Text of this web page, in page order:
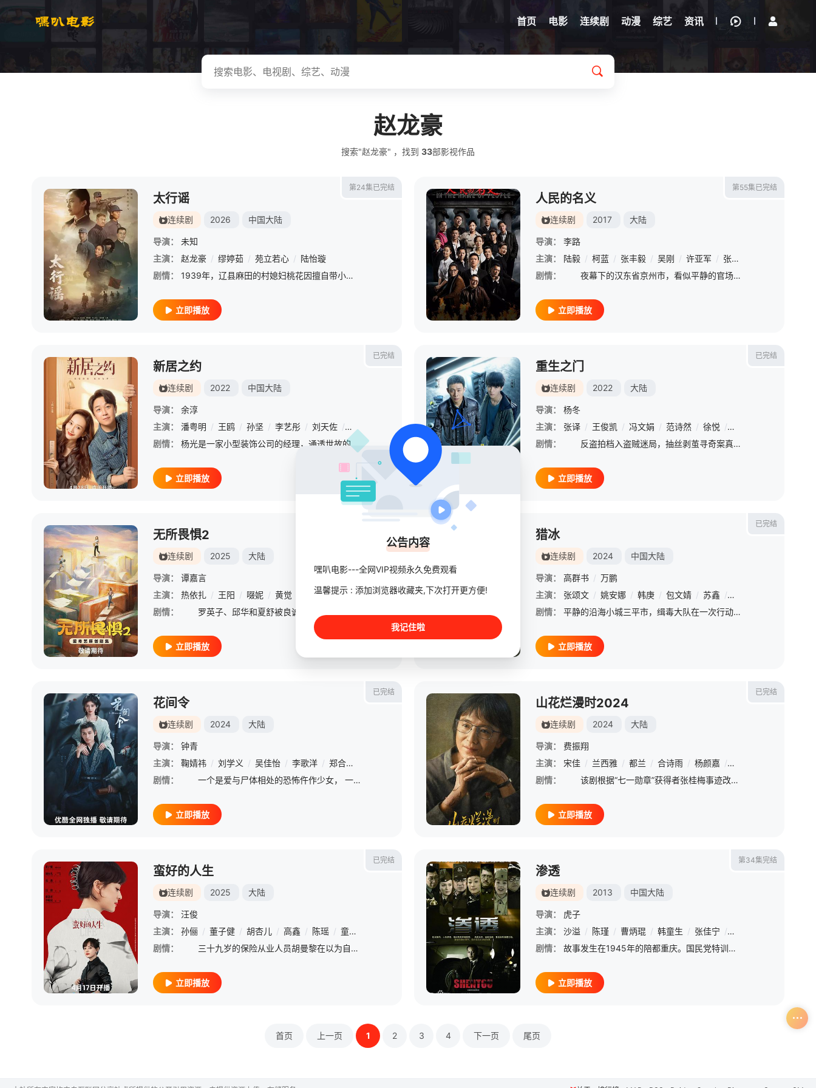
首页 电影 连续剧 动漫 综艺 资讯
赵龙豪
搜索"赵龙豪" ，找到 33部影视作品
第24集已完结
太行谣
连续剧 2026 中国大陆
导演：
未知
主演：
赵龙豪 / 缪婷茹 / 苑立若心 / 陆怡璇
剧情：
1939年，辽县麻田的村媳妇桃花因擅自带小叔子去县城，导致其被日军炸瞎双眼，招来丈夫刘黑蛋的一纸休书村姑娘三丫的命运同样坎坷，不仅被陈家二小子以三石粮食退亲，更在不知情的情况下与刘黑蛋火速定了亲，三丫
立即播放
第55集已完结
人民的名义
连续剧 2017 大陆
导演：
李路
主演：
陆毅 / 柯蓝 / 张丰毅 / 吴刚 / 许亚军 / 张志坚
剧情：
夜幕下的汉东省京州市，看似平静的官场霎时间阴云密布。国家部委项目处处长赵德汉涉嫌受贿，遭到最高人民检察院反贪总局侦查处处长侯亮平（陆毅 饰）的突击调查。与此同时，侯亮平要求在京州市反贪局担任局长的
立即播放
已完结
新居之约
连续剧 2022 中国大陆
导演：
余淳
主演：
潘粤明 / 王鸥 / 孙坚 / 李艺彤 / 刘天佐 / 代斯 张凯丽 / 董璇 / 陈子由 / 张棪琰 / 雷牧 / 朱近桐 / 赵龙豪 / 岳跃利 / 冯千 / 徐美玲 / 刘伟
剧情：
立即播放
已完结
重生之门
连续剧 2022 大陆
导演：
杨冬
主演：
张译 / 王俊凯 / 冯文娟 / 范诗然 / 徐悦 / 兰海蒙
剧情：
反盗拍档入盗贼迷局，抽丝剥茧寻奇案真相。重生之门正在开启，推开重重疑云之门，与盗“艺”较高下；层层剖析旧案，拨云见日窥见光明【嘿叭电影-热播综艺免费在线观看】
立即播放
无所畏惧2
连续剧 2025 大陆
导演：
谭嘉言
主演：
热依扎 / 王阳 / 啜妮 / 黄觉 沈羽洁 / 李煜 / 冯晖 / 那家威 / 谭泉 / 乔大韦 翟小兴 / 张棪琰 / 赵龙豪 / 郑好 / 陈瑾 梁冠华
剧情：
立即播放
已完结
猎冰
连续剧 2024 中国大陆
导演： 高群书 / 万鹏
主演：
张颂文 / 姚安娜 / 韩庚 / 包文婧 / 苏鑫 / 彭禺厶
剧情：
平静的沿海小城三平市，缉毒大队在一次行动中意外缴获一批新型冰毒，其规模和纯度都极为罕见，三平公安立即展开调查。部队转业女警赵友男（姚安娜饰）凭着敏锐的嗅觉和洞察力，将目标锁定在了做化工买卖的黄宗伟身上
立即播放
已完结
花间令
连续剧 2024 大陆
导演：
钟青
主演：
鞠婧祎 / 刘学义 / 吴佳怡 / 李歌洋 / 郑合惠子 / 徐百慧 / 赵龙豪 丁洁 刘津言 / 漆培鑫 / 石昊正 / 萧松原 / 钟卫华
剧情：
一个是爱与尸体相处的恐怖仵作少女， 一个是红遍四海八荒的国民美男县令， 新婚之夜，新娘被杀，死里逃生，改头易面， 怪咖少女伪装成霸道恶女，上演精分版《妻子的诱惑》，本想揭露夫君衣冠禽兽真面目，却在
立即播放
已完结
山花烂漫时2024
连续剧 2024 大陆
导演：
费振翔
主演：
宋佳 / 兰西雅 / 都兰 / 合诗雨 / 杨颜嘉 / 聂远
剧情：
该剧根据“七一勋章”获得者张桂梅事迹改编【嘿叭电影-热播综艺免费在线观看】 张桂梅（宋佳 饰）是中国西部山区的一名普通中学女教师，多年间她不断目睹自己的女学生因家庭贫穷而辍学，在15、16岁的年
立即播放
已完结
蛮好的人生
连续剧 2025 大陆
导演：
汪俊
主演：
孙俪 / 董子健 / 胡杏儿 / 高鑫 / 陈瑶 / 童蕾 徐崴罗 / 邬君梅 / 张晨光 赵龙豪 / 冯雷 / 周野芒 / 吴玉芳 / 范世錡
剧情：
三十九岁的保险从业人员胡曼黎在以为自己即将迎接人生巅峰之时，却同时失去了婚姻和工作。竞争对手暗中作梗，胡曼黎惨遭公司开除，而始作俑者竟是二十八岁的
立即播放
第34集完结
渗透
连续剧 2013 中国大陆
导演：
虎子
主演：
沙溢 / 陈瑾 / 曹炳琨 / 韩童生 / 张佳宁 / 于越
剧情：
故事发生在1945年的陪都重庆。国民党特训班学生许忠义（沙溢 饰）因留级奉命进入沈阳的军统组织，他的任务是打入中共部队做卧底，军统沈阳站特务头子陈明（赵纯阳 饰）不明就里，对许的突返东北心存疑虑，许忠
立即播放
首页 上一页 1 2 3 4 下一页 尾页
公告内容
嘿叭电影---全网VIP视频永久免费观看
温馨提示 : 添加浏览器收藏夹,下次打开更方便!
我记住啦